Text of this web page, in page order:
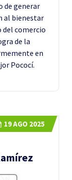
de generar
al bienestar
comercio
de la
en
Pococí.
19AGO 2025